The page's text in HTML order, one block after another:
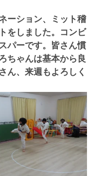
ーション、ミット稽
をしました。コンビ
パーです。皆さん慣
ちゃんは基本から良
ん、来週もよろしく